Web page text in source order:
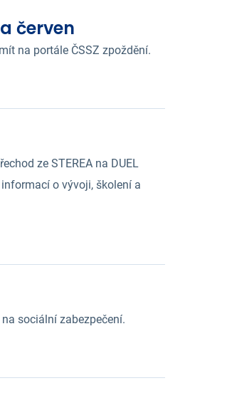
červen
na portále ČSSZ zpoždění.
ze STEREA na DUEL
o vývoji, školení a
sociální zabezpečení.